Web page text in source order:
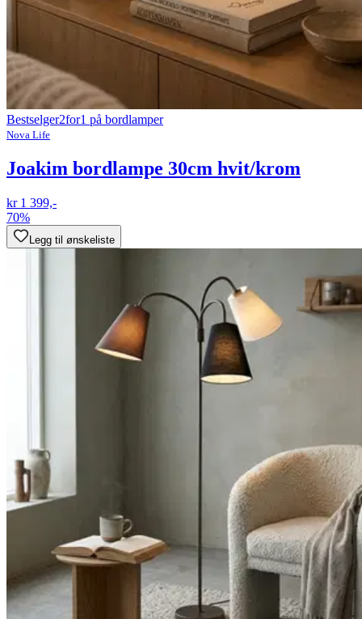
Bestselger2for1 på bordlamper
Nova Life
Joakim bordlampe 30cm hvit/krom
kr 1 399,-
70%
Legg til ønskeliste